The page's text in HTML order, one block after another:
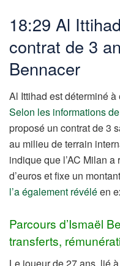
18:29 Al
contrat de 3
Bennacer
Al Ittihad est déterminé à
Selon les informations
proposé un contrat de 3
au milieu de terrain
indique que l’AC Milan
d’euros et fixe un
l’a également révéléen
Parcours d’Ismaël
transferts,
Le joueur de 27 ans, lié